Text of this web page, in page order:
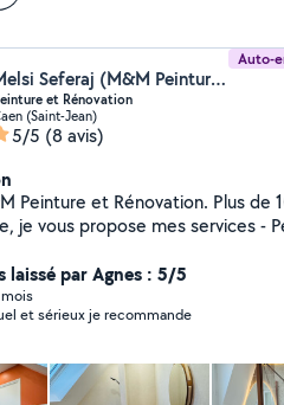
Auto-
Melsi Seferaj (M&M Peinture et Renovation)
et Rénovation
(Saint-Jean)
5/5 (8 avis)
vous propose mes services - Peinture -
Z - Devis Gratuit Travail de qualité
pour
complémentaire je reste à
laissé par Agnes : 5/5
et sérieux je recommande